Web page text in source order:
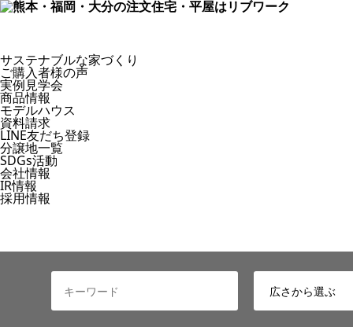
サステナブルな家づくり
ご購入者様の声
実例見学会
商品情報
モデルハウス
資料請求
LINE友だち登録
分譲地一覧
SDGs活動
会社情報
IR情報
採用情報